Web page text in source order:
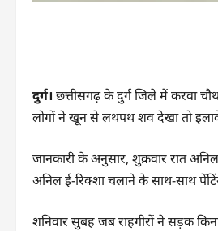
दुर्ग। छत्तीसगढ़ के दुर्ग जिले में करवा
लोगों ने खून से लथपथ शव देखा तो
जानकारी के अनुसार, शुक्रवार रात
अनिल ई-रिक्शा चलाने के साथ-साथ
शनिवार सुबह जब राहगीरों ने सड़क